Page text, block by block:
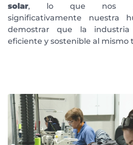
solar, lo que nos
significativamente nuestra
demostrar que la
eficiente y sostenible al mismo